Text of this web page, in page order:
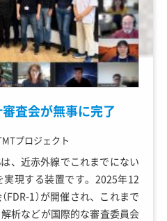
査会が無事に完了
プロジェクト
、近赤外線でこれまでにない
現する装置です。2025年12
FDR-1）が開催され、これまで
析などが国際的な審査委員会